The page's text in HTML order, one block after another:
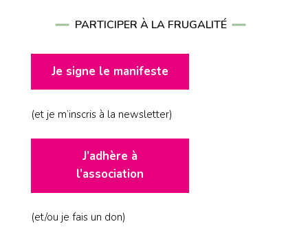
PARTICIPER À LA FRUGALITÉ
Je signe le manifeste
(et je m’inscris à la newsletter)
J’adhère à
l’association
(et/ou je fais un don)